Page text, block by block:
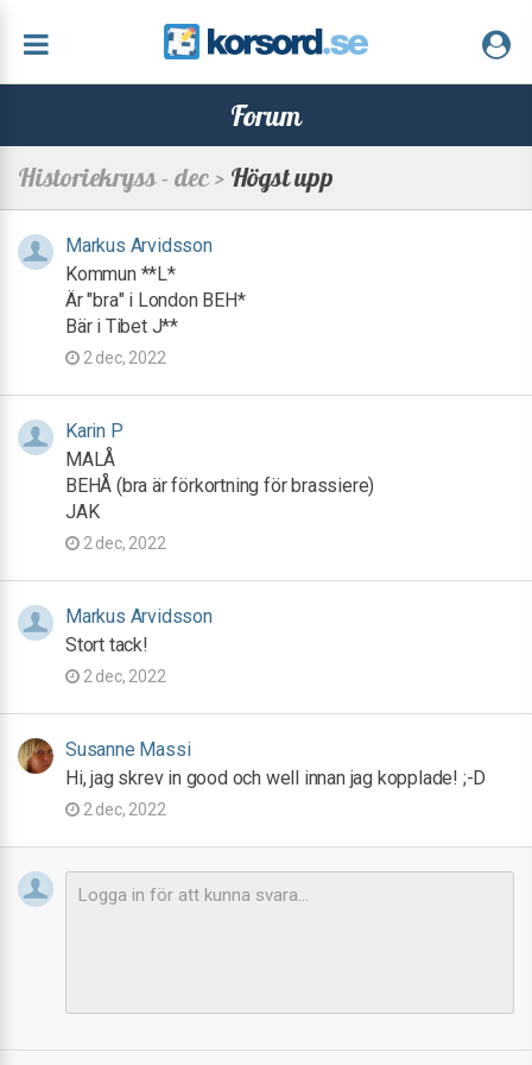
Forum
Historiekryss - dec >Högst upp
Markus Arvidsson
Kommun **L*
Är "bra" i London BEH*
Bär i Tibet J**
2 dec, 2022
Karin P
MALÅ
BEHÅ (bra är förkortning för brassiere)
JAK
2 dec, 2022
Markus Arvidsson
Stort tack!
2 dec, 2022
Susanne Massi
Hi, jag skrev in good och well innan jag kopplade! ;-D
2 dec, 2022